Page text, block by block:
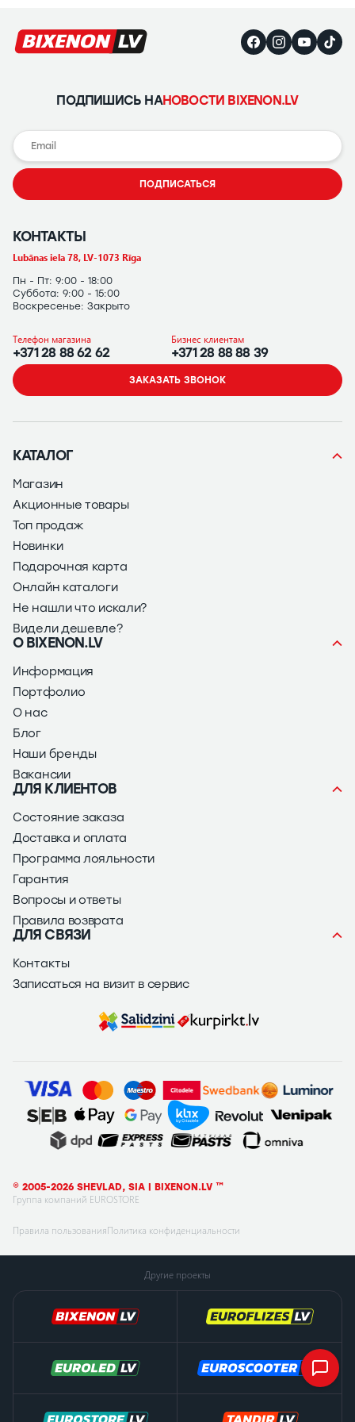
ПОДПИШИСЬ НАНОВОСТИ BIXENON.LV
ПОДПИСАТЬСЯ
КОНТАКТЫ
Lubānas iela 78, LV-1073 Rīga
Пн - Пт: 9:00 - 18:00
Суббота: 9:00 - 15:00
Воскресенье: Закрыто
Телефон магазина
+371 28 88 62 62
Бизнес клиентам
+371 28 88 88 39
ЗАКАЗАТЬ ЗВОНОК
КАТАЛОГ
Магазин
Акционные товары
Топ продаж
Новинки
Подарочная карта
Онлайн каталоги
Не нашли что искали?
Видели дешевле?
О BIXENON.LV
Информация
Портфолио
О нас
Блог
Наши бренды
Вакансии
ДЛЯ КЛИЕНТОВ
Состояние заказа
Доставка и оплата
Программа лояльности
Гарантия
Вопросы и ответы
Правила возврата
ДЛЯ СВЯЗИ
Контакты
Записаться на визит в сервис
© 2005-2026 SHEVLAD, SIA | BIXENON.LV ™
Группа компаний EUROSTORE
Правила пользованияПолитика конфиденциальности
Другие проекты
Ремонт и
восстановление
Полировка
Установка
дополнительного
оборудования